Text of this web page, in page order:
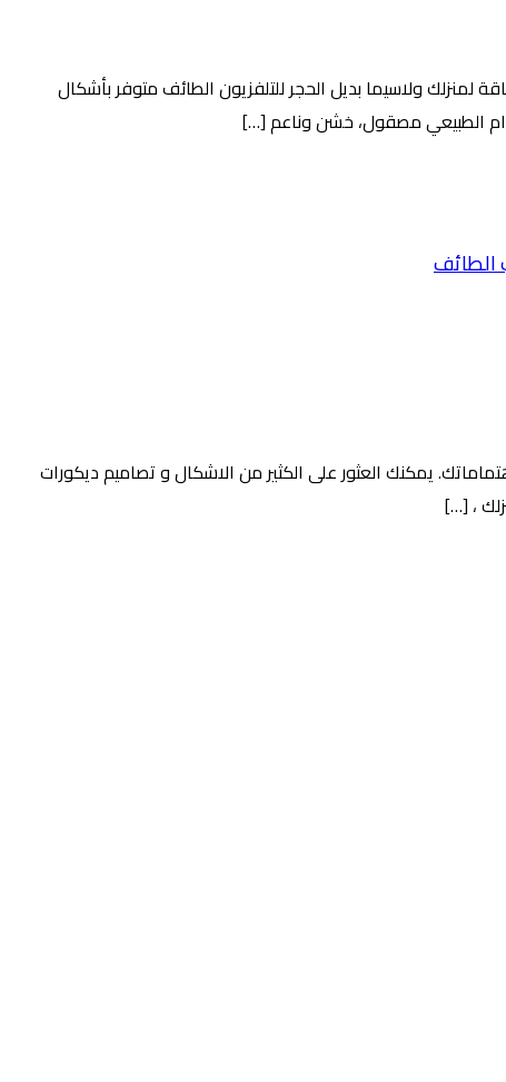
ولاسيما بديل الحجر للتلفزيون الطائف متوفر بأشكال
الطبيعي مصقول، خشن وناعم […]
يمكنك العثور على الكثير من الاشكال و تصاميم ديكورات
، […]